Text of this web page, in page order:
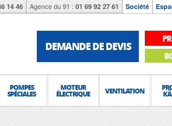
14 46 Agence du 91 : 01 69 92 27 61 Société
DEMANDE DE DEVIS
POMPES
SPÉCIALES
MOTEUR
ÉLECTRIQUE VENTILATION